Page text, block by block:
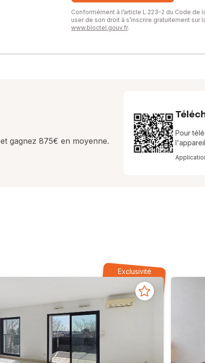
Conformément à l’article L.223-2 du Code
user de son droit à s’inscrire gratuitement
www.bloctel.gouv.fr.
et gagnez 875€ en moyenne.
Pour
Exclusivité